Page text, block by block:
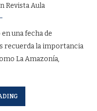
Revista Aula
una fecha de
recuerda la importancia
La Amazonía,